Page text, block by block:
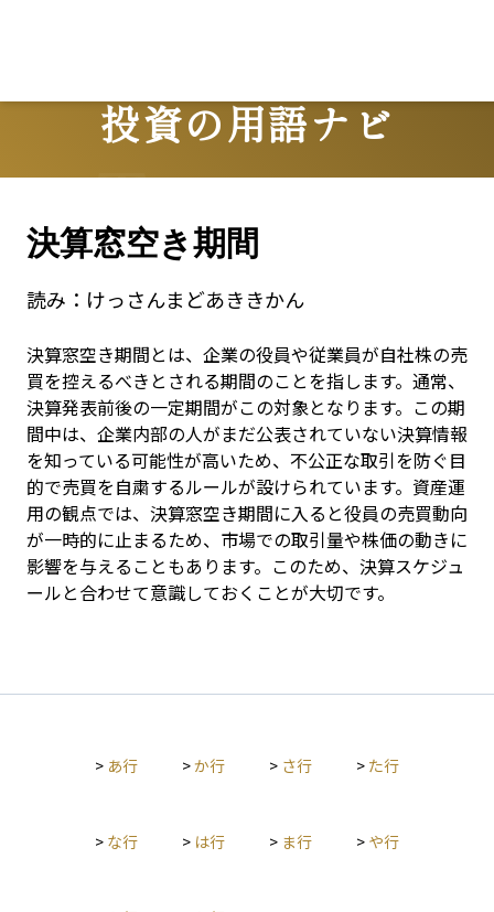
投資の用語ナビ
Terms
決算窓空き期間
読み： けっさんまどあききかん
決算窓空き期間とは、企業の役員や従業員が自社株の売
買を控えるべきとされる期間のことを指します。通常、
決算発表前後の一定期間がこの対象となります。この期
間中は、企業内部の人がまだ公表されていない決算情報
を知っている可能性が高いため、不公正な取引を防ぐ目
的で売買を自粛するルールが設けられています。資産運
用の観点では、決算窓空き期間に入ると役員の売買動向
が一時的に止まるため、市場での取引量や株価の動きに
影響を与えることもあります。このため、決算スケジュ
ールと合わせて意識しておくことが大切です。
> あ行 >か行 > さ行 > た行
> な行 > は行 > ま行 > や行